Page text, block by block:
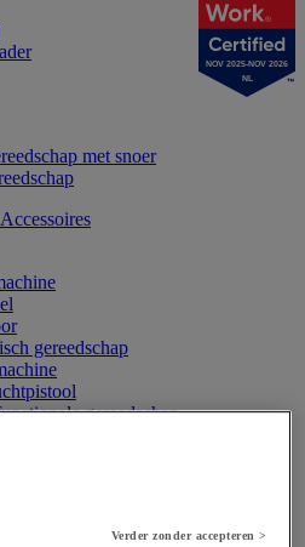
met snoer
gereedschap
gereedschap
NOV 2025-NOV 2026
NL
Verder zonder accepteren >